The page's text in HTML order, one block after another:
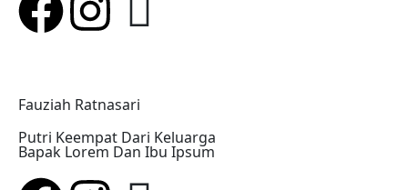
Fauziah Ratnasari
Putri Keempat Dari Keluarga
Bapak Lorem Dan Ibu Ipsum